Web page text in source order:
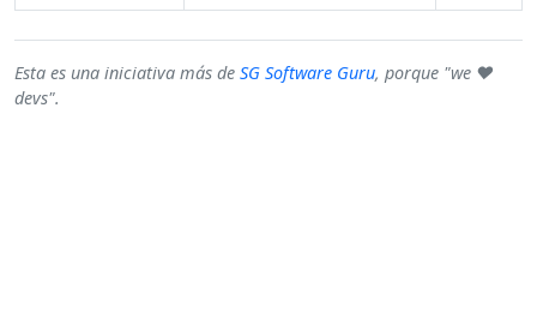
Esta es una iniciativa más de SG Software Guru, porque "we ♥
devs".